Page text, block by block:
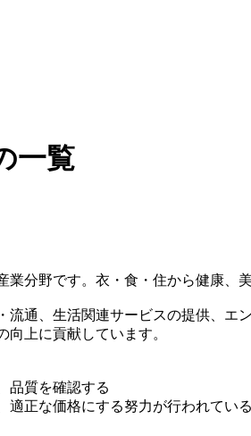
一覧
分野です。衣・食・住から健康、
通、生活関連サービスの提供、
上に貢献しています。
品質を確認する
正な価格にする努力が行われてい